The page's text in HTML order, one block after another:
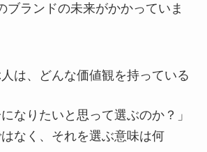
ブランドの未来がかかっていま
人は、どんな価値観を持っている
になりたいと思って選ぶのか？」
はなく、それを選ぶ意味は何